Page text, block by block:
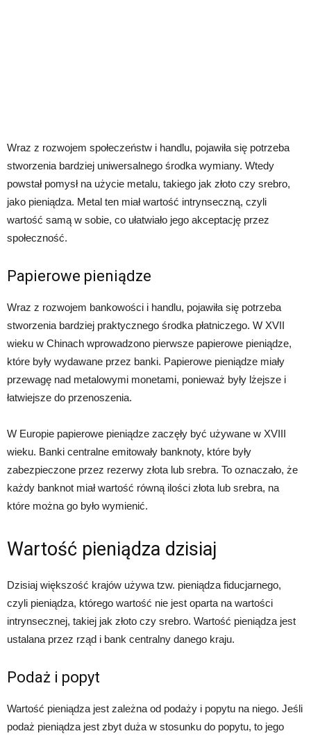
Wraz z rozwojem społeczeństw i handlu, pojawiła się potrzeba
stworzenia bardziej uniwersalnego środka wymiany. Wtedy
powstał pomysł na użycie metalu, takiego jak złoto czy srebro,
jako pieniądza. Metal ten miał wartość intrynseczną, czyli
wartość samą w sobie, co ułatwiało jego akceptację przez
społeczność.
Papierowe pieniądze
Wraz z rozwojem bankowości i handlu, pojawiła się potrzeba
stworzenia bardziej praktycznego środka płatniczego. W XVII
wieku w Chinach wprowadzono pierwsze papierowe pieniądze,
które były wydawane przez banki. Papierowe pieniądze miały
przewagę nad metalowymi monetami, ponieważ były lżejsze i
łatwiejsze do przenoszenia.
W Europie papierowe pieniądze zaczęły być używane w XVIII
wieku. Banki centralne emitowały banknoty, które były
zabezpieczone przez rezerwy złota lub srebra. To oznaczało, że
każdy banknot miał wartość równą ilości złota lub srebra, na
które można go było wymienić.
Wartość pieniądza dzisiaj
Dzisiaj większość krajów używa tzw. pieniądza fiducjarnego,
czyli pieniądza, którego wartość nie jest oparta na wartości
intrynsecznej, takiej jak złoto czy srebro. Wartość pieniądza jest
ustalana przez rząd i bank centralny danego kraju.
Podaż i popyt
Wartość pieniądza jest zależna od podaży i popytu na niego. Jeśli
podaż pieniądza jest zbyt duża w stosunku do popytu, to jego